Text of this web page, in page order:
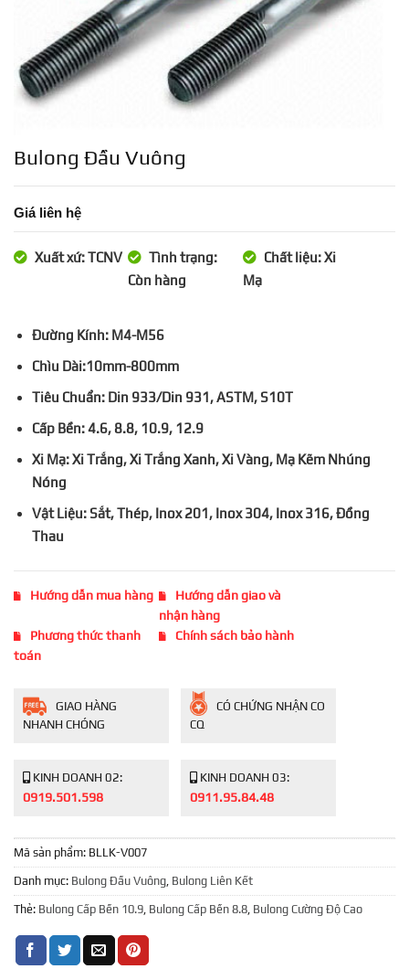
Bulong Đầu Vuông
Giá liên hệ
Xuất xứ: TCNV
Tình trạng:
Còn hàng
Chất liệu: Xi
Mạ
Đường Kính: M4-M56
Chìu Dài:10mm-800mm
Tiêu Chuẩn: Din 933/Din 931, ASTM, S10T
Cấp Bền: 4.6, 8.8, 10.9, 12.9
Xi Mạ: Xi Trắng, Xi Trắng Xanh, Xi Vàng, Mạ Kẽm Nhúng
Nóng
Vật Liệu: Sắt, Thép, Inox 201, Inox 304, Inox 316, Đồng
Thau
Hướng dẫn mua hàng
Hướng dẫn giao và
nhận hàng
Phương thức thanh
toán
Chính sách bảo hành
GIAO HÀNG
NHANH CHÓNG
CÓ CHỨNG NHẬN CO
CQ
KINH DOANH 02:
0919.501.598
KINH DOANH 03:
0911.95.84.48
Mã sản phẩm: BLLK-V007
Danh mục: Bulong Đầu Vuông Bulong Liên Kết
Thẻ: Bulong Cấp Bền 10.9 Bulong Cấp Bền 8.8 Bulong Cường Độ Cao